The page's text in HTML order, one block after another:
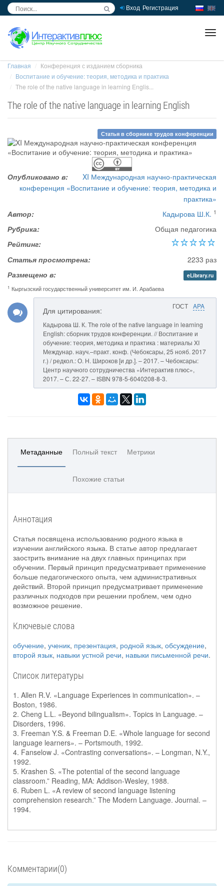
Вход Регистрация
Главная
Конференция с изданием сборника
Воспитание и обучение: теория, методика и практика
The role of the native language in learning Englis...
The role of the native language in learning English
Статья в сборнике трудов конференции
Опубликовано в:
XI Международная научно-практическая
конференция «Воспитание и обучение: теория, методика и
практика»
Автор:
Кадырова Ш.К. 1
Рубрика:
Общая педагогика
Рейтинг:
Статья просмотрена:
2233 раз
Размещено в:
eLibrary.ru
1 Кыргызский государственный университет им. И. Арабаева
ГОСТ APA
Для цитирования:
Кадырова Ш. К. The role of the native language in learning
English: сборник трудов конференции. // Воспитание и
обучение: теория, методика и практика : материалы XI
Междунар. науч.–практ. конф. (Чебоксары, 25 нояб. 2017
г.) / редкол.: О. Н. Широков [и др.]. – 2017. – Чебоксары:
Центр научного сотрудничества «Интерактив плюс»,
2017. – С. 22-27. – ISBN 978-5-6040208-8-3.
Метаданные Полный текст Метрики
Похожие статьи
Аннотация
Статья посвящена использованию родного языка в
изучении английского языка. В статье автор предлагает
заострить внимание на двух главных принципах при
обучении. Первый принцип предусматривает применение
больше педагогического опыта, чем административных
действий. Второй принцип предусматривает применение
различных подходов при решении проблем, чем одно
возможное решение.
Ключевые слова
обучение, ученик, презентация, родной язык, обсуждение,
второй язык, навыки устной речи, навыки письменной речи.
Список литературы
1. Allen R.V. «Language Experiences in communication». –
Boston, 1986.
2. Cheng L.L. «Beyond bilingualism». Topics in Language. –
Disorders, 1996.
3. Freeman Y.S. & Freeman D.E. «Whole language for second
language learners». – Portsmouth, 1992.
4. Fanselow J. «Contrasting conversations». – Longman, N.Y.,
1992.
5. Krashen S. «The potential of the second language
classroom.” Reading, MA: Addison-Wesley, 1988.
6. Ruben L. «A review of second language listening
comprehension research.” The Modern Language. Journal. –
1994.
Комментарии(0)